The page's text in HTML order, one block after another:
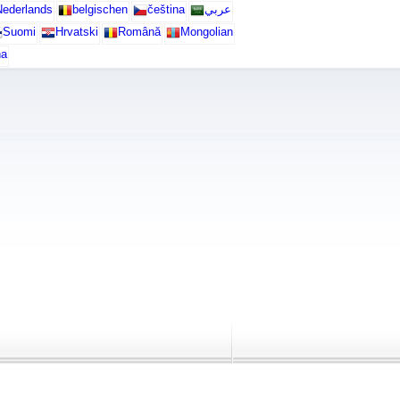
belgischen čeština
عربي
Suomi Hrvatski Română
Mongolian